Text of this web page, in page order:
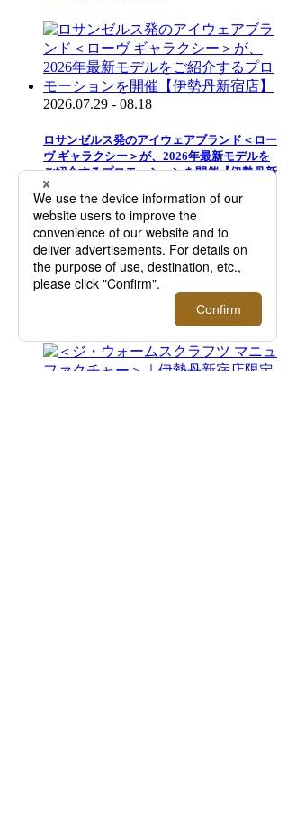
2026.07.29 - 08.18
ロサンゼルス発のアイウェアブランド＜ロー
ヴ ギャラクシー＞が、2026年最新モデルを
ご紹介するプロモーションを開催【伊勢丹新
宿店】
2025.08.05 - 08.23
＜スマイソン＞2027年ダイアリーご予約会